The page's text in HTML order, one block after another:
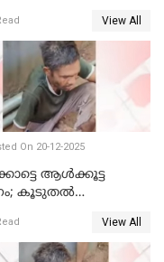
View All
On 20-12-2025
ആള്‍ക്കൂട്ട
കൂടുതല്‍
വിവരം
View All